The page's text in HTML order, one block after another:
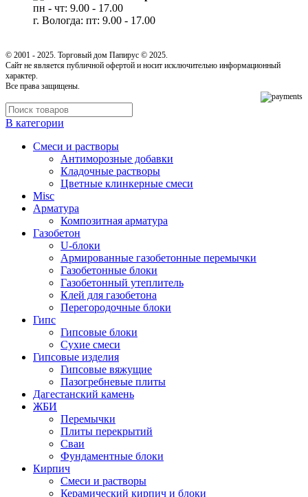
пн - чт: 9.00 - 17.00
г. Вологда: пт: 9.00 - 17.00
© 2001 - 2025. Торговый дом Папирус © 2025.
Cайт не является публичной офертой и носит исключительно информационный
характер.
Все права защищены.
В категории
Cмеси и растворы
Антиморозные добавки
Кладочные растворы
Цветные клинкерные смеси
Misc
Арматура
Композитная арматура
Газобетон
U-блоки
Армированные газобетонные перемычки
Газобетонные блоки
Газобетонный утеплитель
Клей для газобетона
Перегородочные блоки
Гипс
Гипсовые блоки
Сухие смеси
Гипсовые изделия
Гипсовые вяжущие
Пазогребневые плиты
Дагестанский камень
ЖБИ
Перемычки
Плиты перекрытий
Сваи
Фундаментные блоки
Кирпич
Cмеси и растворы
Керамический кирпич и блоки